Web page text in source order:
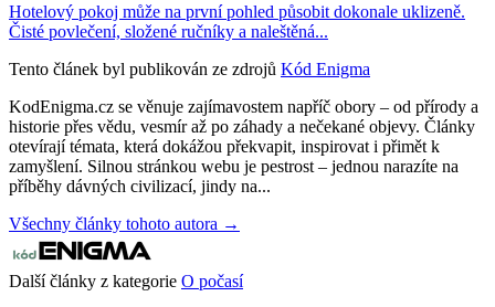
Hotelový pokoj může na první pohled působit dokonale uklizeně.
Čisté povlečení, složené ručníky a naleštěná...
Tento článek byl publikován ze zdrojů Kód Enigma
KodEnigma.cz se věnuje zajímavostem napříč obory – od přírody a
historie přes vědu, vesmír až po záhady a nečekané objevy. Články
otevírají témata, která dokážou překvapit, inspirovat i přimět k
zamyšlení. Silnou stránkou webu je pestrost – jednou narazíte na
příběhy dávných civilizací, jindy na...
Všechny články tohoto autora →
Další články z kategorie O počasí